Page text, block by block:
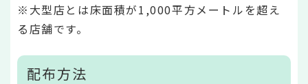
※大型店とは床面積が1,000平方メートルを超え
る店舗です。
配布方法